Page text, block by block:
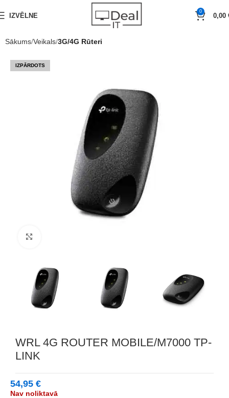
IZVĒLNE
0
0,00
Sākums Veikals 3G/4G Rūteri
IZPĀRDOTS
WRL 4G ROUTER MOBILE/M7000 TP-
LINK
54,95 €
Nav noliktavā